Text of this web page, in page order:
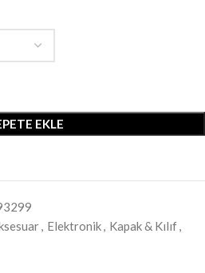
EKLE
, Elektronik, Kapak & Kılıf,